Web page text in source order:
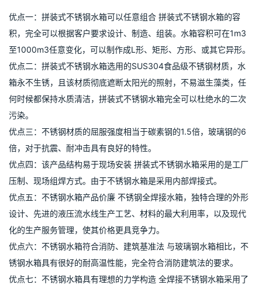
透气管、进出水管等）的锈斑进行处理；
2、清除沉淀物：清除箱顶、底部的腐蚀点及沉淀物和废水；
3、清除附着物：不锈钢水箱对第一次没有完全清理掉的附着物、铁
锈等作一次全面的清理；
4、用高压水龙头再次全面清洗；
5、残留水处理：清理后把残留的水处理掉，干净水箱内部。
不锈钢拼装水箱的优点
优点一：拼装式不锈钢水箱可以任意组合 拼装式不锈钢水箱的容
积，完全可以根据客户要求设计、制造、组装。水箱容积可在1m3
至1000m3任意变化，可以制作成L形、矩形、方形、或其它异形。
优点二：拼装式不锈钢水箱选用的SUS304食品级不锈钢材质，水
箱永不生锈，且该材质彻底遮断太阳光的照射，不易滋生藻类，任
何时候都保持水质清洁，拼装式不锈钢水箱完全可以杜绝水的二次
污染。
优点三：不锈钢材质的屈服强度相当于碳素钢的1.5倍，玻璃钢的6